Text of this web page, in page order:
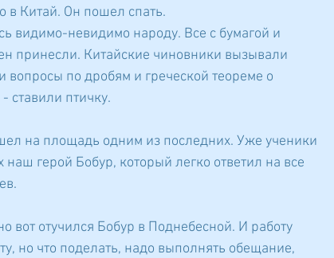
в Китай. Он пошел спать.
видимо-невидимо народу. Все с бумагой и
принесли. Китайские чиновники вызывали
вопросы по дробям и греческой теореме о
ставили птичку.
на площадь одним из последних. Уже ученики
герой Бобур, который легко ответил на все
вот отучился Бобур в Поднебесной. И работу
но что поделать, надо выполнять обещание,